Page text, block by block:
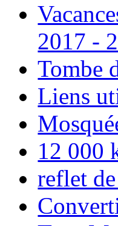
2017 -
Tombe
Liens
12 000
reflet